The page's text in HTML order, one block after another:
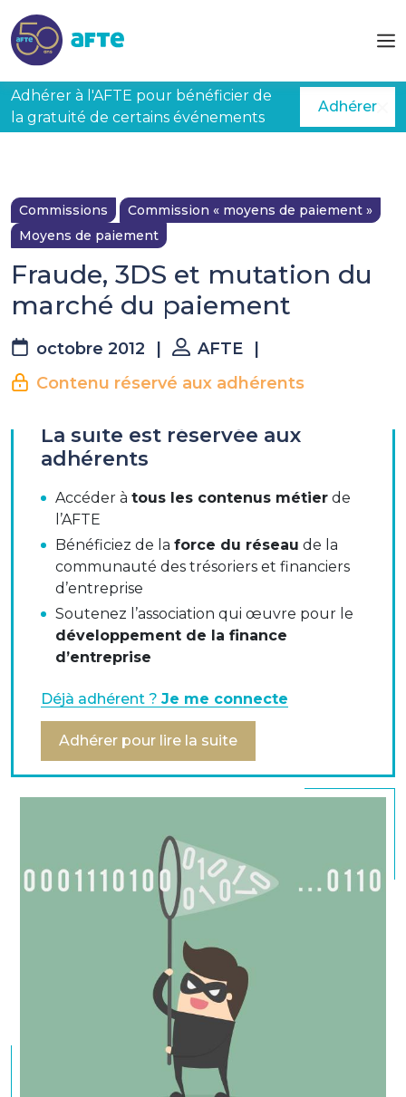
Adhérer à l'AFTE pour bénéficier de
la gratuité de certains événements
Adhérer
Commissions
Commission « moyens de paiement »
Moyens de paiement
Fraude, 3DS et mutation du
marché du paiement
octobre 2012 AFTE
Contenu réservé aux adhérents
Présentation en rencontre professionnelle du 11
Documents à télécharger :
Présentation de la Commission Monétique
Fraude et 3D Secure
Rencontre professionnelle monétique :
Mutation (ou révolution ?) du marché du
Retour d’expérience 3DS sur voyages-sncf.com
La suite est réservée aux
adhérents
Accéder à tous les contenus métier de
l’AFTE
Bénéficiez de la force du réseau de la
communauté des trésoriers et financiers
d’entreprise
Soutenez l’association qui œuvre pour le
développement de la finance
d’entreprise
Déjà adhérent ? Je me connecte
Adhérer pour lire la suite